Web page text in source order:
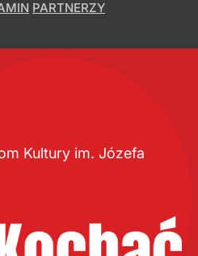
PARTNERZY
Kultury im. Józefa